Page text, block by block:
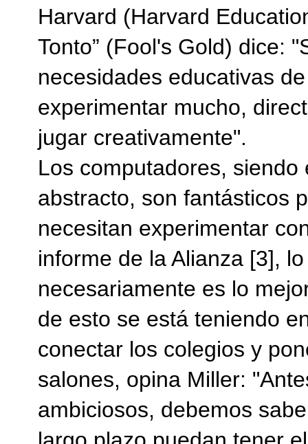
Harvard (Harvard
Tonto” (Fool's Gold) dice:
necesidades educativas
experimentar mucho,
jugar creativamente".
Los computadores,
abstracto, son fantásticos
necesitan experimentar
informe de la Alianza [3],
necesariamente es lo
de esto se está teniendo
conectar los colegios y
salones, opina Miller:
ambiciosos, debemos